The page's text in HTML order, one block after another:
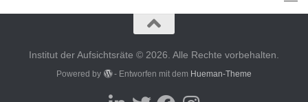
Institut der Aufsichtsräte © 2026. Alle Rechte vorbehalten.
Powered by - Entworfen mit dem Hueman-Theme